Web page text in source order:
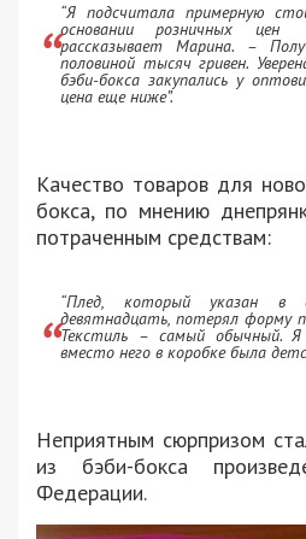
“Я подсчитала примерную
основании розничных
рассказывает Марина. –
половиной тысяч гривен.
бэби-бокса закупались у
цена еще ниже”.
Качество товаров для
бокса, по мнению
потраченным средствам:
“Плед, который указан в
девятнадцать, потерял форму
Текстиль – самый обычный.
вместо него в коробке была
Неприятным сюрпризом
из бэби-бокса
Федерации.